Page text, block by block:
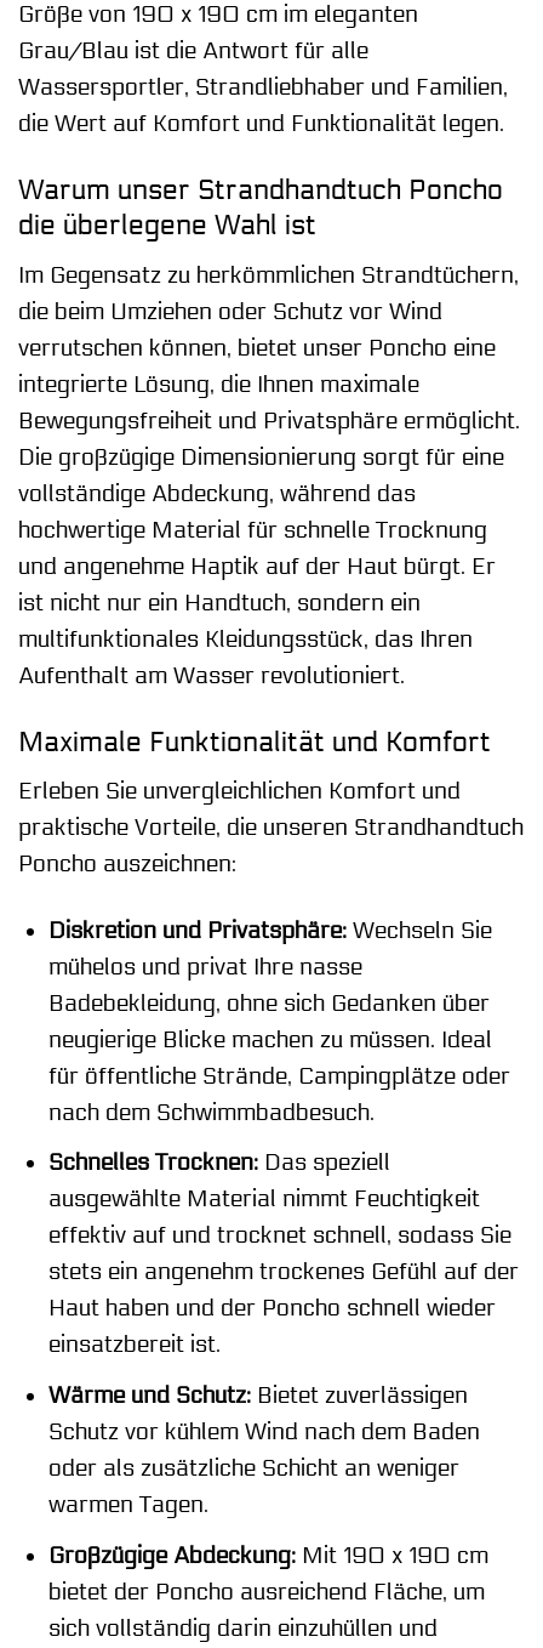
Größe von 190 x 190 cm im eleganten
Grau/Blau ist die Antwort für alle
Wassersportler, Strandliebhaber und Familien,
die Wert auf Komfort und Funktionalität legen.
Warum unser Strandhandtuch Poncho
die überlegene Wahl ist
Im Gegensatz zu herkömmlichen Strandtüchern,
die beim Umziehen oder Schutz vor Wind
verrutschen können, bietet unser Poncho eine
integrierte Lösung, die Ihnen maximale
Bewegungsfreiheit und Privatsphäre ermöglicht.
Die großzügige Dimensionierung sorgt für eine
vollständige Abdeckung, während das
hochwertige Material für schnelle Trocknung
und angenehme Haptik auf der Haut bürgt. Er
ist nicht nur ein Handtuch, sondern ein
multifunktionales Kleidungsstück, das Ihren
Aufenthalt am Wasser revolutioniert.
Maximale Funktionalität und Komfort
Erleben Sie unvergleichlichen Komfort und
praktische Vorteile, die unseren Strandhandtuch
Poncho auszeichnen:
Diskretion und Privatsphäre:Wechseln Sie
mühelos und privat Ihre nasse
Badebekleidung, ohne sich Gedanken über
neugierige Blicke machen zu müssen. Ideal
für öffentliche Strände, Campingplätze oder
nach dem Schwimmbadbesuch.
Schnelles Trocknen:Das speziell
ausgewählte Material nimmt Feuchtigkeit
effektiv auf und trocknet schnell, sodass Sie
stets ein angenehm trockenes Gefühl auf der
Haut haben und der Poncho schnell wieder
einsatzbereit ist.
Wärme und Schutz:Bietet zuverlässigen
Schutz vor kühlem Wind nach dem Baden
oder als zusätzliche Schicht an weniger
warmen Tagen.
Großzügige Abdeckung:Mit 190 x 190 cm
bietet der Poncho ausreichend Fläche, um
sich vollständig darin einzuhüllen und